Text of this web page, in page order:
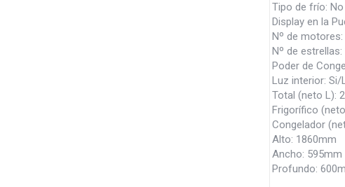
Tipo de frío:
Display en la
Nº de motores:
Nº de
Poder de
Luz interior: Si/
Total (neto L):
Frigorífico
Congelador
Alto: 1860mm
Ancho: 595mm
Profundo: